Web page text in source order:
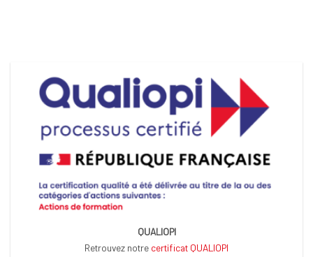
QUALIOPI
Retrouvez notre certificat QUALIOPI